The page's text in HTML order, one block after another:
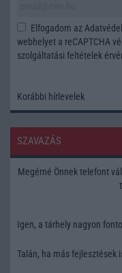
Elfogadom az
webhelyet a reCAPTCHA
szolgáltatási feltételek
Korábbi hírlevelek
SZAVAZÁS
Megérné Önnek telefont
Igen, a tárhely nagyon
Talán, ha más fejlesztések